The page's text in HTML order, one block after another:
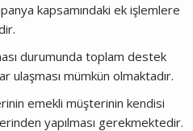
kapsamındaki ek işlemlere
durumunda toplam destek
ulaşması mümkün olmaktadır.
emekli müşterinin kendisi
yapılması gerekmektedir.